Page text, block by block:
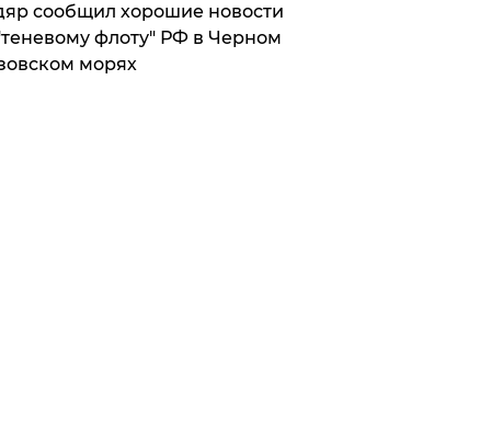
сообщил хорошие новости
флоту" РФ в Черном
морях